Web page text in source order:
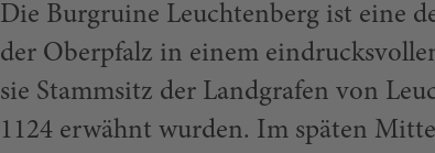
Die Burgruine Leuchtenberg ist eine
der Oberpfalz in einem
sie Stammsitz der Landgrafen von
1124 erwähnt wurden. Im späten